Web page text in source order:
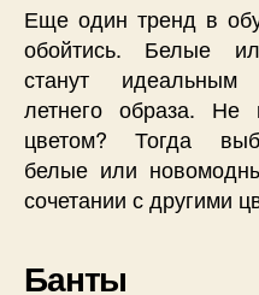
Еще один тренд в
обойтись. Белые
станут
летнего образа. Не
цветом? Тогда
белые или
сочетании с другими
Банты